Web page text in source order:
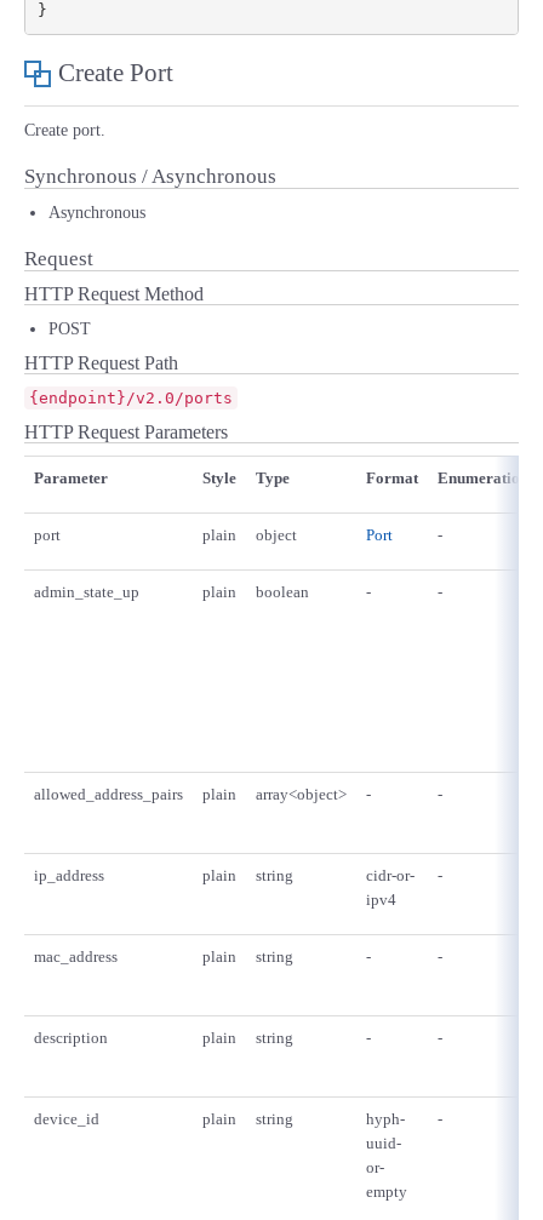
}
Create Port
Create port.
Synchronous / Asynchronous
Asynchronous
Request
HTTP Request Method
POST
HTTP Request Path
{endpoint}/v2.0/ports
HTTP Request Parameters
Parameter Style Type Format Enumeration
port plain object Port -
admin_state_up plain boolean - -
allowed_address_pairs plain array<object> - -
ip_address plain string
cidr-or-
ipv4
-
mac_address plain string - -
description plain string - -
device_id plain string
hyph-
uuid-
or-
empty
-